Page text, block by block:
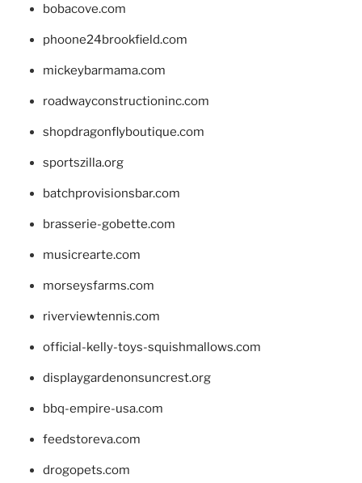
bobacove.com
phoone24brookfield.com
mickeybarmama.com
roadwayconstructioninc.com
shopdragonflyboutique.com
sportszilla.org
batchprovisionsbar.com
brasserie-gobette.com
musicrearte.com
morseysfarms.com
riverviewtennis.com
official-kelly-toys-squishmallows.com
displaygardenonsuncrest.org
bbq-empire-usa.com
feedstoreva.com
drogopets.com